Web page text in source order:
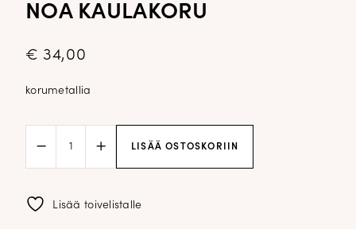
NOA KAULAKORU
€ 34,00
korumetallia
kaulakoru
määrä
LISÄÄ OSTOSKORIIN
Lisää toivelistalle